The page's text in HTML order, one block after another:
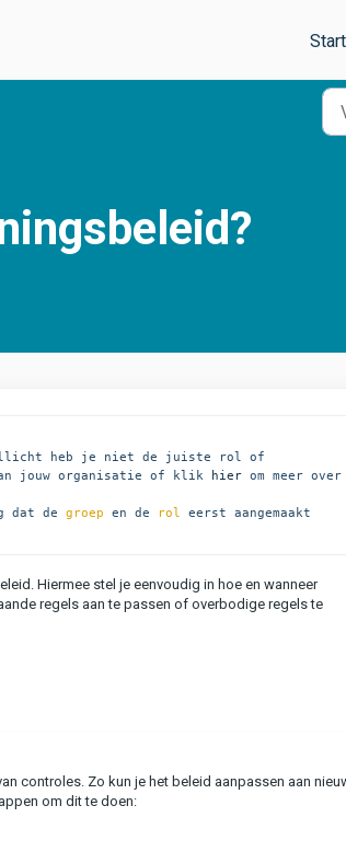
heb je niet de juiste rol of
jouw organisatie of klik
hier om meer over
dat de groep en de rol eerst aangemaakt
Hiermee stel je eenvoudig in hoe en wanneer
regels aan te passen of overbodige regels te
controles. Zo kun je het beleid aanpassen aan
om dit te doen: